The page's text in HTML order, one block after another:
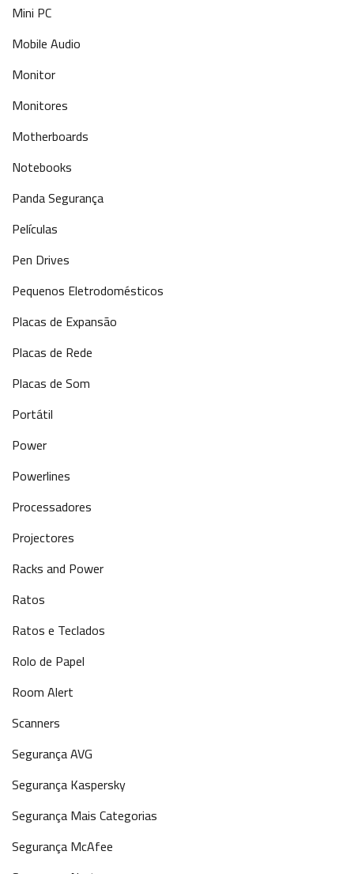
Mini PC
Mobile Audio
Monitor
Monitores
Motherboards
Notebooks
Panda Segurança
Películas
Pen Drives
Pequenos Eletrodomésticos
Placas de Expansão
Placas de Rede
Placas de Som
Portátil
Power
Powerlines
Processadores
Projectores
Racks and Power
Ratos
Ratos e Teclados
Rolo de Papel
Room Alert
Scanners
Segurança AVG
Segurança Kaspersky
Segurança Mais Categorias
Segurança McAfee